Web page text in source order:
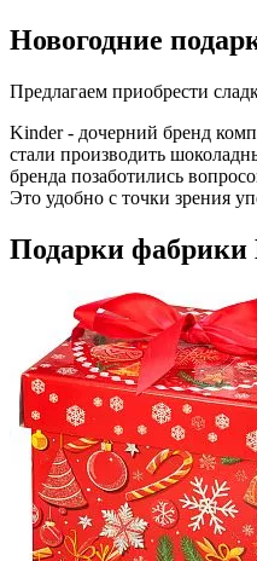
Новогодние
Предлагаем приобрести
Kinder - дочерний бренд
стали производить
бренда позаботились
Это удобно с точки зрения
Подарки